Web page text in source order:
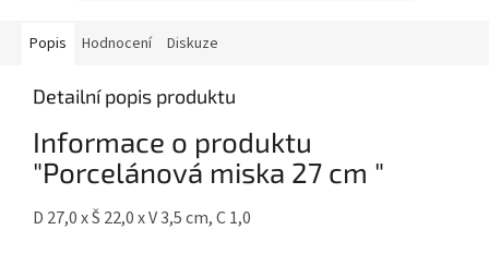
Popis Hodnocení Diskuze
Detailní popis produktu
Informace o produktu
"Porcelánová miska 27 cm "
D 27,0 x Š 22,0 x V 3,5 cm, C 1,0